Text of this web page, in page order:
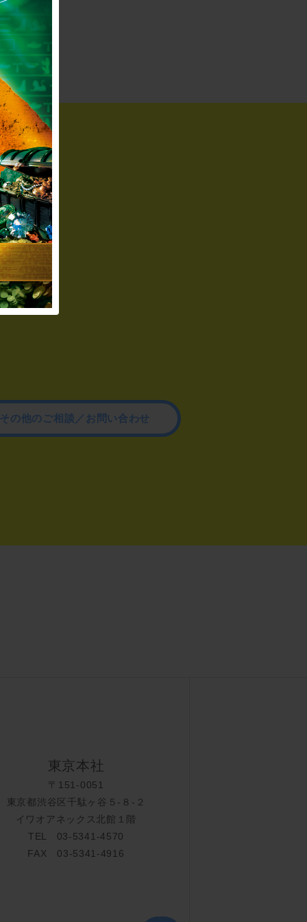
その他のご相談／お問い合わせ
東京本社
〒151-0051
東京都渋谷区千駄ヶ谷５-８-２
イワオアネックス北館１階
TEL 03-5341-4570
FAX 03-5341-4916